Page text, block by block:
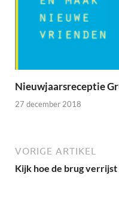
Nieuwjaarsreceptie
27 december 2018
VORIGE ARTIKEL
Kijk hoe de brug verrijst